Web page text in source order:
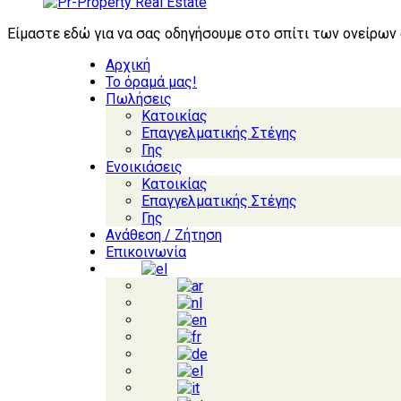
Είμαστε εδώ για να σας οδηγήσουμε στο σπίτι των
Αρχική
Το όραμά μας!
Πωλήσεις
Κατοικίας
Επαγγελματικής Στέγης
Γης
Ενοικιάσεις
Κατοικίας
Επαγγελματικής Στέγης
Γης
Ανάθεση / Ζήτηση
Επικοινωνία